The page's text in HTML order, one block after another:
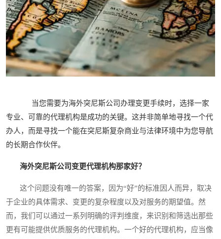
当您需要为海外突尼斯公司办理变更手续时，选择一家
专业、可靠的代理机构是成功的关键。这并非简单地寻找一个代
办人，而是寻找一个能在突尼斯复杂商业与法律环境中为您导航
的长期合作伙伴。
海外突尼斯公司变更代理机构那家好？
这个问题没有唯一的答案，因为“好”的标准因人而异，取决
于企业的具体需求、变更的复杂程度以及对服务的期望值。然
而，我们可以通过一系列明确的评判维度，来识别和筛选出那些
更有可能提供优质服务的代理机构。一个好的代理机构，应当像